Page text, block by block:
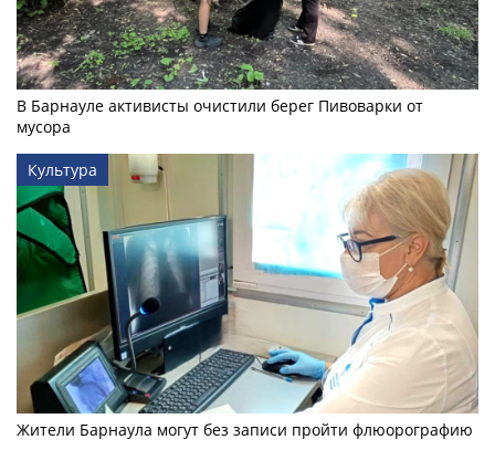
В Барнауле активисты очистили берег Пивоварки от
мусора
Культура
Жители Барнаула могут без записи пройти флюорографию